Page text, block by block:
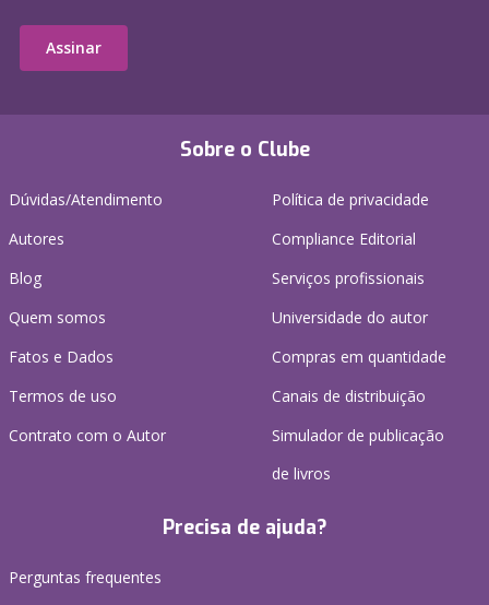
Sobre o Clube
Dúvidas/Atendimento
Autores
Blog
Quem somos
Fatos e Dados
Termos de uso
Contrato com o Autor
Política de privacidade
Compliance Editorial
Serviços profissionais
Universidade do autor
Compras em quantidade
Canais de distribuição
Simulador de publicação
de livros
Precisa de ajuda?
Perguntas frequentes
Assinar